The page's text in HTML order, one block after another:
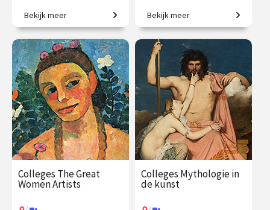
Het colloquium
kunstgeschiedenis, in één
jaar. Een uitgebreid
chronologisch overzicht.
€ 1225.00
vanaf 23
sep.
/ Op locatie of online
Bekijk meer
Is dit kunst? Zo ja, waarom?
€ 1059.00
vanaf 5
okt.
/ Op locatie of online
Bekijk meer
Colleges The Great
Women Artists
Colleges Mythologie in
de kunst